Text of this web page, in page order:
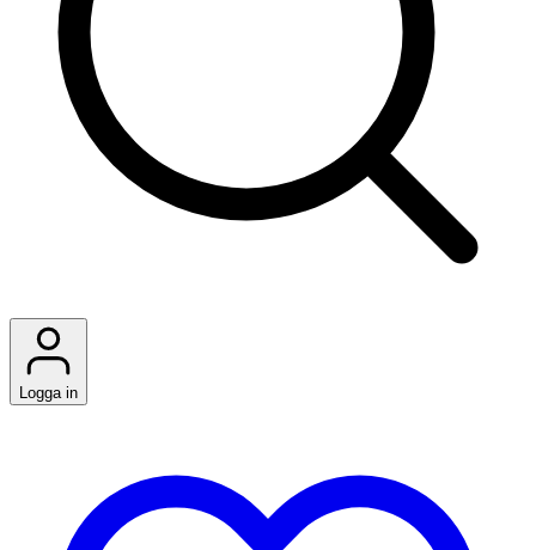
Logga in